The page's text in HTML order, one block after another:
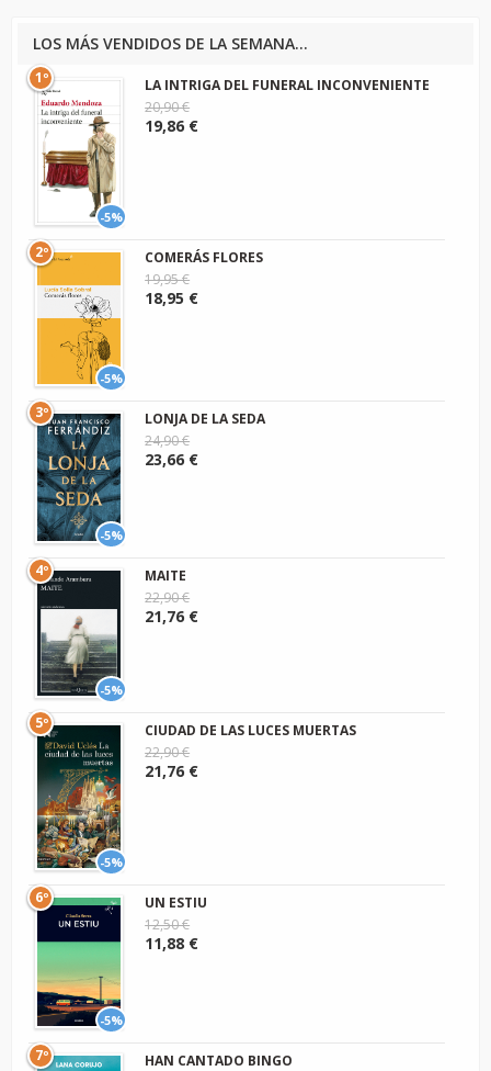
LOS MÁS VENDIDOS DE LA SEMANA...
-5%
1º
LA INTRIGA DEL FUNERAL INCONVENIENTE
20,90 €
19,86 €
-5%
2º
COMERÁS FLORES
19,95 €
18,95 €
-5%
3º
LONJA DE LA SEDA
24,90 €
23,66 €
-5%
4º
MAITE
22,90 €
21,76 €
-5%
5º
CIUDAD DE LAS LUCES MUERTAS
22,90 €
21,76 €
-5%
6º
UN ESTIU
12,50 €
11,88 €
7º
HAN CANTADO BINGO